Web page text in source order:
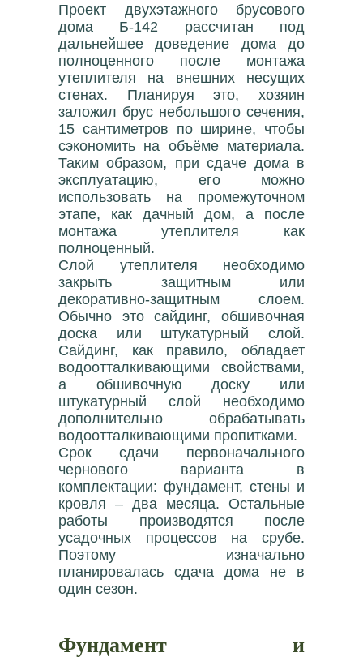
Проект двухэтажного брусового
дома Б-142 рассчитан под
дальнейшее доведение дома до
полноценного после монтажа
утеплителя на внешних несущих
стенах. Планируя это, хозяин
заложил брус небольшого сечения,
15 сантиметров по ширине, чтобы
сэкономить на объёме материала.
Таким образом, при сдаче дома в
эксплуатацию, его можно
использовать на промежуточном
этапе, как дачный дом, а после
монтажа утеплителя как
полноценный.
Слой утеплителя необходимо
закрыть защитным или
декоративно-защитным слоем.
Обычно это сайдинг, обшивочная
доска или штукатурный слой.
Сайдинг, как правило, обладает
водоотталкивающими свойствами,
а обшивочную доску или
штукатурный слой необходимо
дополнительно обрабатывать
водоотталкивающими пропитками.
Срок сдачи первоначального
чернового варианта в
комплектации: фундамент, стены и
кровля – два месяца. Остальные
работы производятся после
усадочных процессов на срубе.
Поэтому изначально
планировалась сдача дома не в
один сезон.
Фундамент и